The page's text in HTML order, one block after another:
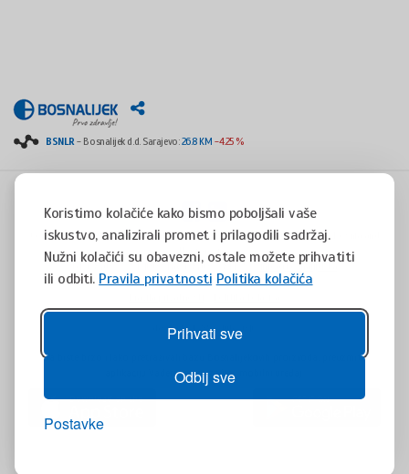
Koristimo kolačiće kako bismo poboljšali vaše
iskustvo, analizirali promet i prilagodili sadržaj.
Nužni kolačići su obavezni, ostale možete prihvatiti
ili odbiti. Pravila privatnosti Politika kolačića
Prihvati sve
Odbij sve
Postavke
BSNLR- Bosnalijek d.d. Sarajevo:26.8 KM -4.25 %
Copyright © 2008 - 2017 - All rights reserved - Jukićeva 53, 71000 Sarajevo, Bosnia and
Herzegovina
tel. +387(0)33 254 400 - fax. +387(0)33 814 253 -
info@bosnalijek.ba
design byDWS- July 2016
Da biste brzo i lako pretraživali bazu Bosnalijekovih proizvoda, preuzmite
aplikaciju Vademaecum za Vaš mobilni uređaj.